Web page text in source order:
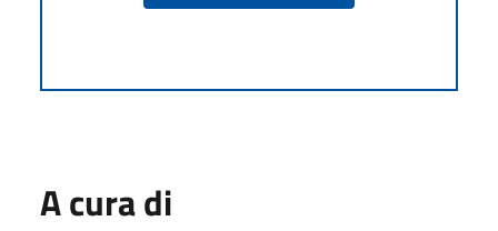
A cura di